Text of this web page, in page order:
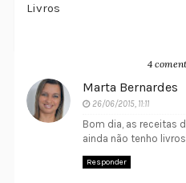
Livros
4
Marta Bernardes
26/06/2015, 11:11
Bom dia, as receitas
ainda não tenho
Responder